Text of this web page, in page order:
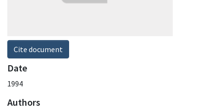
Cite document
Date
1994
Authors